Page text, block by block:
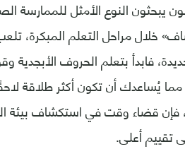
يبحثون النوع الأمثل للممارسة
خلال مراحل التعلم المبكرة،
فابدأ بتعلم الحروف
مما يُساعدك أن تكون أكثر طلاقة
فإن قضاء وقت في استكشاف بيئة
تقييم أعلى.